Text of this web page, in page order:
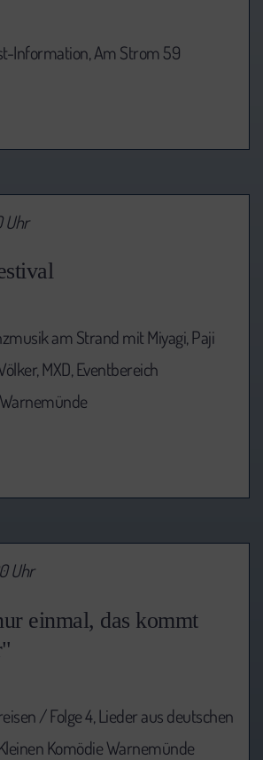
Information,Am Strom 59
Uhr
am Strand mit Miyagi, Paji
MXD, Eventbereich
einmal, das kommt
Uhr
/ Folge 4, Lieder aus deutschen
Komödie Warnemünde